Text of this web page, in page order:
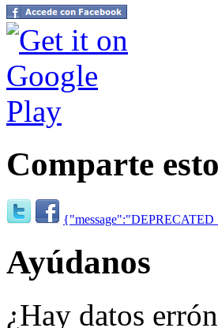
Comparte esto
Ayúdanos
¿Hay datos